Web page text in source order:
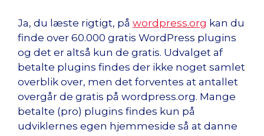
Ja, du læste rigtigt, på wordpress.org kan du
finde over 60.000 gratis WordPress plugins
og det er altså kun de gratis. Udvalget af
betalte plugins findes der ikke noget samlet
overblik over, men det forventes at antallet
overgår de gratis på wordpress.org. Mange
betalte (pro) plugins findes kun på
udviklernes egen hjemmeside så at danne